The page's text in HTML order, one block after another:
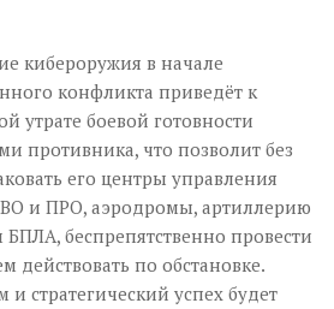
кибероружия в начале
конфликта приведёт к
утрате боевой готовности
противника, что позволит без
его центры управления
и ПРО, аэродромы, артиллерию
беспрепятственно провести
действовать по обстановке.
стратегический успех будет